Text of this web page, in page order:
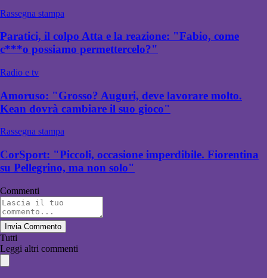
Rassegna stampa
Paratici, il colpo Atta e la reazione: "Fabio, come
c***o possiamo permettercelo?"
Radio e tv
Amoruso: "Grosso? Auguri, deve lavorare molto.
Kean dovrà cambiare il suo gioco"
Rassegna stampa
CorSport: "Piccoli, occasione imperdibile. Fiorentina
su Pellegrino, ma non solo"
Commenti
Invia Commento
Tutti
Leggi altri commenti